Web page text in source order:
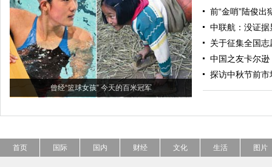
曾经“篮球女孩” 今天的百米冠军
前“金哨”陆俊出
中联航：没证据
关于征集全国
中国之友卡尔逊
探访中秋节前市
首页 国际 国内 财经 文化 生活 图片